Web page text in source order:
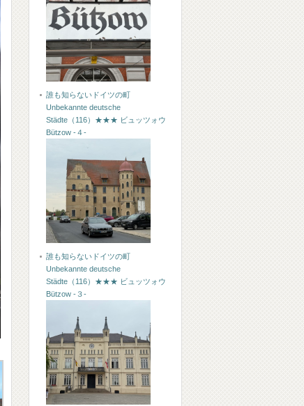
誰も知らないドイツの町
Unbekannte deutsche
Städte（116）★★★ ビュッツォウ
Bützow -４-
誰も知らないドイツの町
Unbekannte deutsche
Städte（116）★★★ ビュッツォウ
Bützow -３-